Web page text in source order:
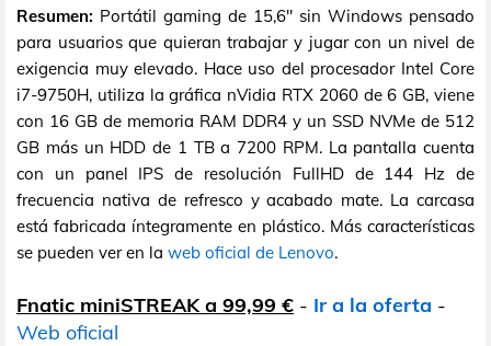
Resumen: Portátil gaming de 15,6" sin Windows pensado
para usuarios que quieran trabajar y jugar con un nivel de
exigencia muy elevado. Hace uso del procesador Intel Core
i7-9750H, utiliza la gráfica nVidia RTX 2060 de 6 GB, viene
con 16 GB de memoria RAM DDR4 y un SSD NVMe de 512
GB más un HDD de 1 TB a 7200 RPM. La pantalla cuenta
con un panel IPS de resolución FullHD de 144 Hz de
frecuencia nativa de refresco y acabado mate. La carcasa
está fabricada íntegramente en plástico. Más características
se pueden ver en la web oficial de Lenovo.
Fnatic miniSTREAK a 99,99 € - Ir a la oferta -
Web oficial